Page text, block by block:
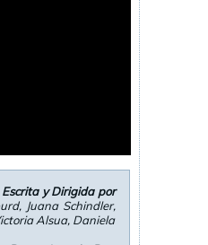
Escrita y Dirigida por
Juana Schindler,
Alsua, Daniela